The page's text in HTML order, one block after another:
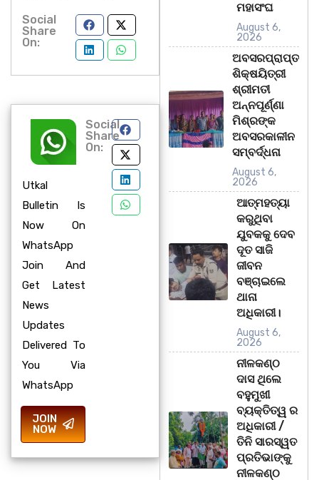
Social
Share
On:
Utkal
Bulletin Is
Now On
WhatsApp
Join And
Get Latest
News
Updates
Delivered To
You Via
WhatsApp
JOIN
NOW
Social
Share
On:
ମହାସଂଘ
August 6,
2026
ଅବସରପ୍ରାପ୍ତ
ଶିକ୍ଷୟିତ୍ରୀ
ଶ୍ରୀମତୀ
ଅନ୍ନପୂର୍ଣ୍ଣା
ମିଶ୍ରଙ୍କ
ଅବସରକାଳୀନ
ସମ୍ବର୍ଦ୍ଧନା
August 6,
2026
ଆତ୍ମହତ୍ୟା
କରୁଥିବା
ଯୁବକକୁ ଦେବ
ଦୂତ ସାଜି
ଜୀବନ
ବଞ୍ଚାଇଲେ
ଥାନା
ଅଧିକାରୀ।
August 6,
2026
ନୀଳକଣ୍ଠ
ଦାସ ଥିଲେ
ବହୁମୁଖୀ
ବ୍ୟକ୍ତିତ୍ୱ ର
ଅଧିକାରୀ /
ତିନି ସାରସ୍ୱତ
ପ୍ରତିଭାଙ୍କୁ
ନୀଳକଣ୍ଠ